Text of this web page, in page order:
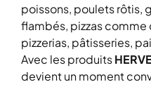
poissons, poulets rôtis,
flambés, pizzas comme
pizzerias, pâtisseries,
Avec les produits
devient un moment